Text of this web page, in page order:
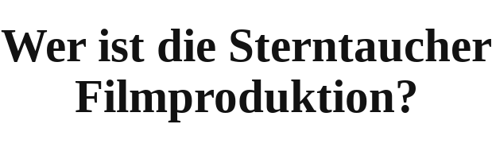
Wer ist die Sterntaucher
Filmproduktion?